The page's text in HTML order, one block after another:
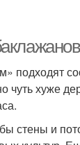
подходят
чуть хуже
стены и